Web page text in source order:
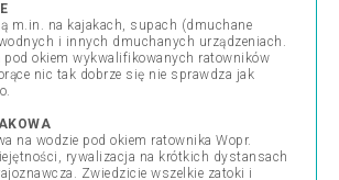
m.in. na kajakach, supach (dmuchane
i innych dmuchanych urządzeniach.
pod okiem wykwalifikowanych ratowników
nic tak dobrze się nie sprawdza jak
na wodzie pod okiem ratownika Wopr.
rywalizacja na krótkich dystansach
Zwiedzicie wszelkie zatoki i